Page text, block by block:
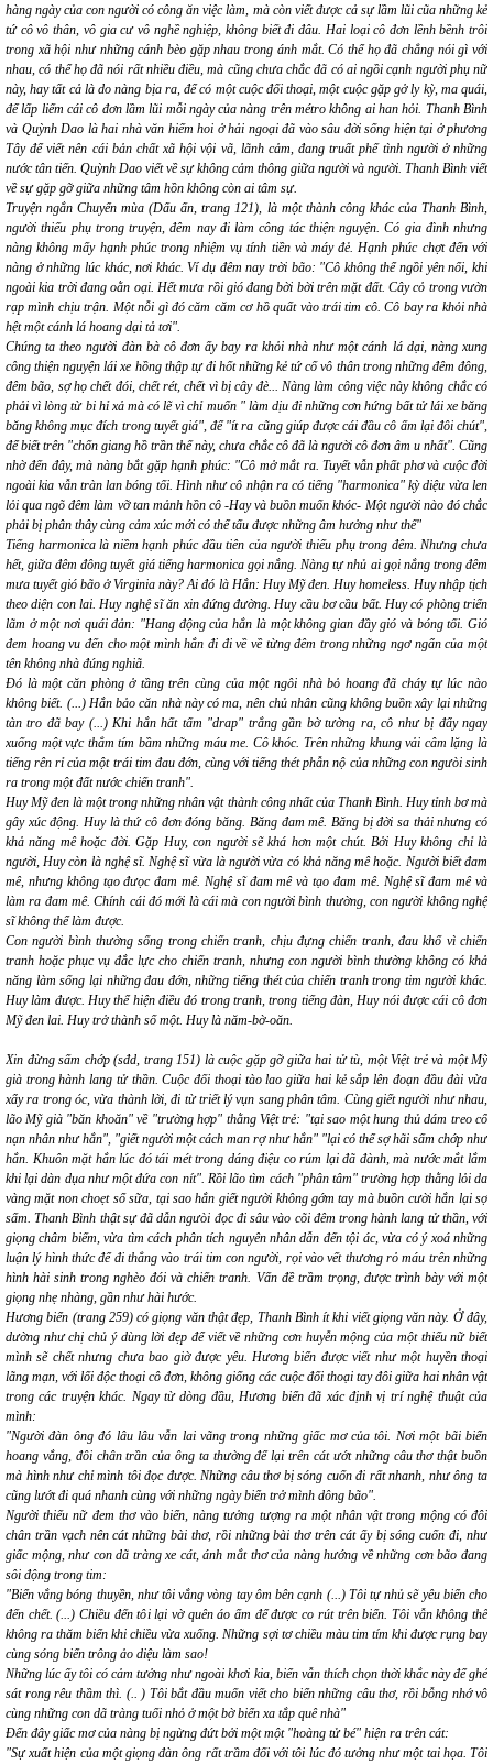
hàng ngày của con người có công ăn việc làm, mà còn viết được cả sự lầm lũi cũa những kẻ
tứ cô vô thân, vô gia cư vô nghề nghiệp, không biết đi đâu. Hai loại cô đơn lềnh bềnh trôi
trong xã hội như những cánh bèo gặp nhau trong ánh mắt. Có thể họ đã chẳng nói gì với
nhau, có thể họ đã nói rất nhiều điều, mà cũng chưa chắc đã có ai ngồi cạnh người phụ nữ
này, hay tất cả là do nàng bịa ra, để có một cuộc đối thoại, một cuộc gặp gở ly kỳ, ma quái,
để lấp liếm cái cô đơn lầm lũi mỗi ngày của nàng trên métro không ai han hỏi. Thanh Bình
và Quỳnh Dao là hai nhà văn hiếm hoi ở hải ngoại đã vào sâu đời sống hiện tại ở phương
Tây để viết nên cái bản chất xã hội vội vã, lãnh cảm, đang truất phế tình người ở những
nước tân tiến. Quỳnh Dao viết về sự không cảm thông giữa người và người. Thanh Bình viết
về sự gặp gỡ giữa những tâm hồn không còn ai tâm sự.
Truyện ngắnChuyển mùa (Dấu ấn, trang 121), là một thành công khác của Thanh Bình,
người thiếu phụ trong truyện, đêm nay đi làm công tác thiện nguyện. Có gia đình nhưng
nàng không mấy hạnh phúc trong nhiệm vụ tính tiền và máy đẻ. Hạnh phúc chợt đến với
nàng ở những lúc khác, nơi khác. Ví dụ đêm nay trời bão: "Cô không thể ngồi yên nổi, khi
ngoài kia trời đang oằn oại. Hết mưa rồi gió đang bời bời trên mặt đất. Cây cỏ trong vườn
rạp mình chịu trận. Một nỗi gì đó căm căm cơ hồ quất vào trái tim cô. Cô bay ra khỏi nhà
hệt một cánh lá hoang dại tả tơi".
Chúng ta theo người đàn bà cô đơn ấybayra khỏi nhà như một cánh lá dại, nàng xung
công thiện nguyện lái xe hồng thập tự đi hốt những kẻ tứ cố vô thân trong những đêm đông,
đêm bão, sợ họ chết đói, chết rét, chết vì bị cây đè... Nàng làm công việc này không chắc có
phải vì lòng từ bi hỉ xả mà có lẽ vì chỉ muốn " làm dịu đi những cơn hứng bất tử lái xe băng
băng không mục đích trong tuyết giá", để"ít ra cũng giúp được cái đầu cô ấm lại đôi chút",
để biết trên "chốn giang hồ trần thế này, chưa chắc cô đã là người cô đơn âm u nhất". Cũng
nhờ đến đây, mà nàng bắt gặp hạnh phúc: "Cô mở mắt ra. Tuyết vẫn phất phơ và cuộc đời
ngoài kia vẫn tràn lan bóng tối. Hình như cô nhận ra có tiếng "harmonica" kỳ diệu vừa len
lỏi qua ngõ đêm làm vỡ tan mảnh hồn cô -Hay và buồn muốn khóc- Một người nào đó chắc
phải bị phân thây cùng cảm xúc mới có thể tấu được những âm hưởng như thế"
Tiếng harmonica là niềm hạnh phúc đầu tiên của người thiếu phụ trong đêm. Nhưng chưa
hết, giữa đêm đông tuyết giá tiếng harmonica gọi nắng. Nàng tự nhủ ai gọi nắngtrong đêm
mưa tuyết gió bão ở Virginia này? Ai đó là Hắn: Huy Mỹ đen. Huy homeless. Huy nhập tịch
theo diện con lai. Huy nghệ sĩ ăn xin đứng đường. Huy cầu bơ cầu bất. Huy có phòng triển
lãm ở một nơi quái đản: "Hang động của hắn là một không gian đầy gió và bóng tối. Gió
đem hoang vu đến cho một mình hắn đi đi về về từng đêm trong những ngơ ngẩn của một
tên không nhà đúng nghiã.
Đó là một căn phòng ở tầng trên cùng của một ngôi nhà bỏ hoang đã cháy tự lúc nào
không biết. (...) Hắn bảo căn nhà này có ma, nên chủ nhân cũng không buồn xây lại những
tàn tro đã bay (...) Khi hắn hất tấm "drap" trắng gần bờ tường ra, cô như bị đẩy ngay
xuống một vực thẳm tím bầm những máu me. Cô khóc. Trên những khung vải câm lặng là
tiếng rên rỉ của một trái tim đau đớn, cùng với tiếng thét phẫn nộ của những con ngưòi sinh
ra trong một đất nước chiến tranh".
Huy Mỹ đen là một trong những nhân vật thành công nhất của Thanh Bình. Huy tỉnh bơ mà
gây xúc động. Huy là thứ cô đơn đóng băng. Băng đam mê. Băng bị đời sa thải nhưng có
khả năng mê hoặc đời. Gặp Huy, con người sẽ khá hơn một chút. Bởi Huy không chỉ là
người, Huy còn là nghệ sĩ. Nghệ sĩ vừa là người vừa có khả năng mê hoặc. Người biết đam
mê, nhưng không tạo đưọc đam mê. Nghệ sĩ đam mê và tạo đam mê. Nghệ sĩ đam mê và
làm ra đam mê. Chính cái đó mới là cái mà con người bình thường, con người không nghệ
sĩ không thể làm được.
Con người bình thường sống trong chiến tranh, chịu đựng chiến tranh, đau khổ vì chiến
tranh hoặc phục vụ đắc lực cho chiến tranh, nhưng con người bình thường không có khả
năng làm sống lại những đau đớn, những tiếng thét của chiến tranh trong tim người khác.
Huy làm được. Huy thể hiện điều đó trong tranh, trong tiếng đàn, Huy nói được cái cô đơn
Mỹ đen lai. Huy trở thành số một. Huy là năm-bờ-oăn.
Xin đừng sấm chớp (sđd, trang 151) là cuộc gặp gỡ giữa hai tử tù, một Việt trẻ và một Mỹ
già trong hành lang tử thần. Cuộc đối thoại tào lao giữa hai kẻ sắp lên đoạn đầu đài vừa
xẩy ra trong óc, vừa thành lời, đi từ triết lý vụn sang phân tâm. Cùng giết người như nhau,
lão Mỹ già "băn khoăn" về "trường hợp" thằng Việt trẻ: "tại sao một hung thủ dám treo cổ
nạn nhân như hắn", "giết người một cách man rợ như hắn" "lại có thể sợ hãi sấm chớp như
hắn. Khuôn mặt hắn lúc đó tái mét trong dáng điệu co rúm lại đã đành, mà nước mắt lắm
khi lại dàn dụa như một đứa con nít". Rồi lão tìm cách "phân tâm" trường hợp thằng lỏi da
vàng mặt non choẹt sổ sữa, tại sao hắn giết người không gớm tay mà buồn cười hắn lại sợ
sấm. Thanh Bình thật sự đã dẫn ngưòi đọc đi sâu vào cõi đêm trong hành lang tử thần, với
giọng châm biếm, vừa tìm cách phân tích nguyên nhân dẫn đến tội ác, vừa có ý xoá những
luận lý hình thức để đi thẳng vào trái tim con người, rọi vào vết thương rỏ máu trên những
hình hài sinh trong nghèo đói và chiến tranh. Vấn đề trầm trọng, được trình bày với một
giọng nhẹ nhàng, gần như hài hước.
Hương biển (trang 259) có giọng văn thật đẹp, Thanh Bình ít khi viết giọng văn này. Ở đây,
dường như chị chủ ý dùng lời đẹp để viết về những cơn huyễn mộng của một thiếu nữ biết
mình sẽ chết nhưng chưa bao giờ được yêu. Hương biển được viết như một huyền thoại
lãng mạn, với lối độc thoại cô đơn, không giống các cuộc đối thoại tay đôi giữa hai nhân vật
trong các truyện khác. Ngay từ dòng đầu,Hương biểnđã xác định vị trí nghệ thuật của
mình:
"Người đàn ông đó lâu lâu vẫn lai vãng trong những giấc mơ của tôi. Nơi một bãi biển
hoang vắng, đôi chân trần của ông ta thường để lại trên cát ướt những câu thơ thật buồn
mà hình như chỉ mình tôi đọc được. Những câu thơ bị sóng cuốn đi rất nhanh, như ông ta
cũng lướt đi quá nhanh cùng với những ngày biển trở mình dông bão".
Người thiếu nữ đem thơ vào biển, nàng tưởng tượng ra một nhân vật trong mộng có đôi
chân trần vạch nên cát những bài thơ, rồi những bài thơ trên cát ấy bị sóng cuốn đi, như
giấc mộng, như con dã tràng xe cát, ánh mắt thơ của nàng hướng về những cơn bão đang
sôi động trong tim:
"Biển vắng bóng thuyền, như tôi vắng vòng tay ôm bên cạnh (...) Tôi tự nhủ sẽ yêu biển cho
đến chết. (...) Chiều đến tôi lại vờ quên áo ấm để được co rút trên biển. Tôi vẫn không thể
không ra thăm biển khi chiều vừa xuống. Những sợi tơ chiều màu tim tím khi được rụng bay
cùng sóng biển trông ảo diệu làm sao!
Những lúc ấy tôi có cảm tưởng như ngoài khơi kia, biển vẫn thích chọn thời khắc này để ghé
sát rong rêu thầm thì. (.. ) Tôi bắt đầu muốn viết cho biển những câu thơ, rồi bỗng nhớ vô
cùng những con dã tràng tuổi nhỏ ở một bờ biển xa tắp quê nhà"
Đến đây giấc mơ của nàng bị ngừng đứt bởi một một "hoàng tử bé" hiện ra trên cát:
"Sự xuất hiện của một giọng đàn ông rất trầm đối với tôi lúc đó tưởng như một tai họa. Tôi